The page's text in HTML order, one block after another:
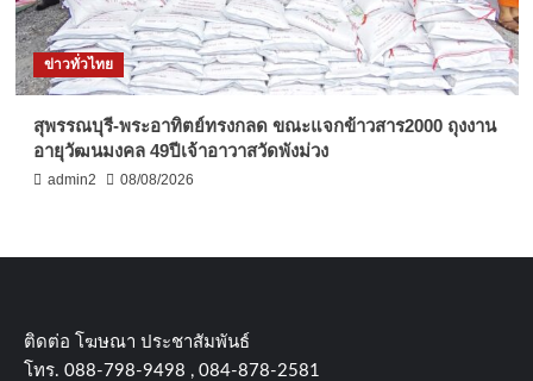
ข่าวทั่วไทย
สุพรรณบุรี-พระอาทิตย์ทรงกลด ขณะแจกข้าวสาร2000 ถุงงาน
อายุวัฒนมงคล 49ปีเจ้าอาวาสวัดพังม่วง
admin2 08/08/2026
ติดต่อ​ โฆษณา​ ประชาสัมพันธ์
โทร​. 088-798-9498 , 084-878-2581